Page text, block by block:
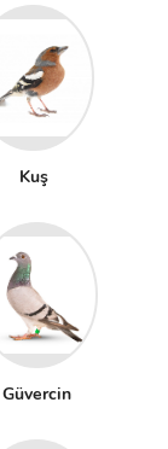
Kuş
Güvercin